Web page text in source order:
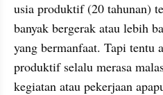
usia produktif (20 tahunan)
banyak bergerak atau lebih
yang bermanfaat. Tapi tentu
produktif selalu merasa
kegiatan atau pekerjaan